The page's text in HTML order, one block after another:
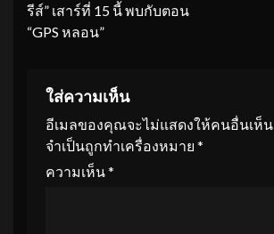
รีส์” เสาร์ที่ 15 นี้ พบกับตอน
“GPS หลอน”
ใส่ความเห็น
อีเมลของคุณจะไม่แสดงให้คนอื่นเห็น
จำเป็นถูกทำเครื่องหมาย *
ความเห็น*